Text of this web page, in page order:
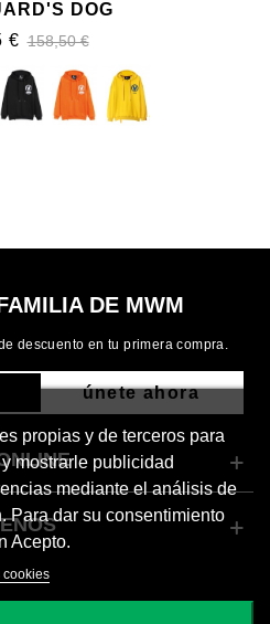
DOG
€ 158,50 €
DE MWM
descuento en tu primera compra.
únete ahora
propias y de terceros para
mostrarle publicidad
mediante el análisis de
Para dar su consentimiento
Acepto.
cookies